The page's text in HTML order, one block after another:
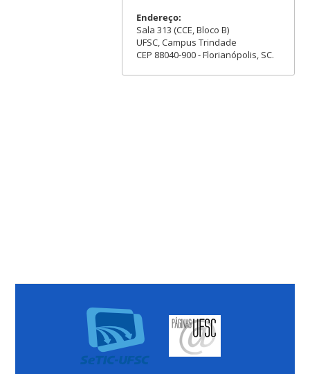
Endereço:
Sala 313 (CCE, Bloco B)
UFSC, Campus Trindade
CEP 88040-900 - Florianópolis, SC.